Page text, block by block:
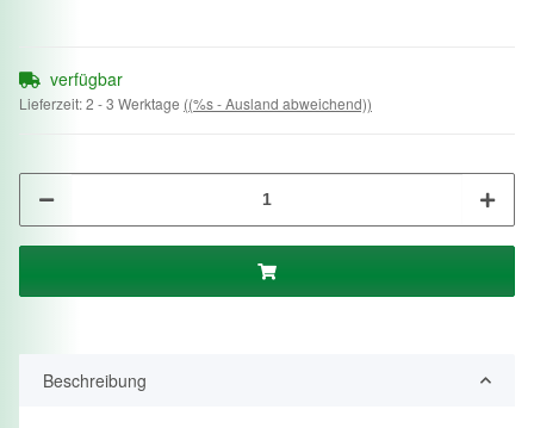
verfügbar
Lieferzeit:2 - 3 Werktage ((%s - Ausland abweichend))
Beschreibung